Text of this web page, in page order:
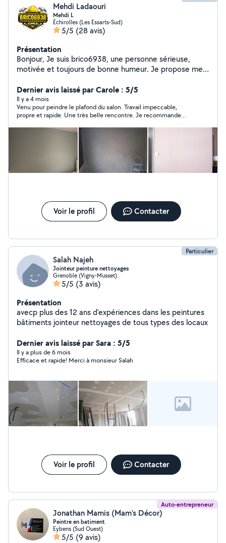
Mehdi Ladaouri
Mehdi L
Échirolles (Les Essarts-Sud)
5/5 (28 avis)
Présentation
Bonjour, Je suis brico6938, une personne sérieuse,
motivée et toujours de bonne humeur. Je propose mes
bien fait et la satisfaction des personnes avec qui je
travaille est ma priorité. Disponible, arrangeant et à
l'écoute, je m'adapte à vos besoins. N'hésitez pas à me
contacter, je serai ravi de vous aider ! Je fais du
d'ebarassage caves greniers granges garages ect J'ai un
Dernier avis laissé par Carole : 5/5
Il y a 4 mois
Venu pour peindre le plafond du salon. Travail impeccable,
propre et rapide. Une très belle rencontre. Je recommande
Voir le profil Contacter
Particulier
Salah Najeh
Jointeur peinture nettoyages
Grenoble (Vigny-Musset)
5/5 (3 avis)
Présentation
avecp plus des 12 ans d'expériences dans les peintures
bâtiments jointeur nettoyages de tous types des locaux
Dernier avis laissé par Sara : 5/5
Il y a plus de 6 mois
Efficace et rapide! Merci à monsieur Salah
Voir le profil Contacter
Auto-entrepreneur
Jonathan Mamis (Mam’s Décor)
Peintre en batiment
Eybens (Sud Ouest)
5/5 (9 avis)